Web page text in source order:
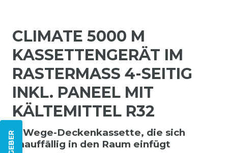
CLIMATE 5000 M
KASSETTENGERÄT IM
RASTERMASS 4-SEITIG I
NKL. PANEEL MIT K
ÄLTEMITTEL R32
4-Wege-Deckenkassette, die sich
unauffällig in den Raum einfügt